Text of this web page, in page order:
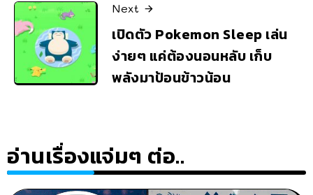
Next
เปิดตัว Pokemon Sleep เล่น
ง่ายๆ แค่ต้องนอนหลับ เก็บ
พลังมาป้อนข้าวน้อน
อ่านเรื่องแจ่มๆ ต่อ..